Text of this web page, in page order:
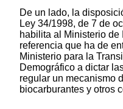
De un lado, la
Ley 34/1998, de 7 de
habilita al Ministerio de
referencia que ha de
Ministerio para la
Demográfico a dictar
regular un mecanismo
biocarburantes y otros